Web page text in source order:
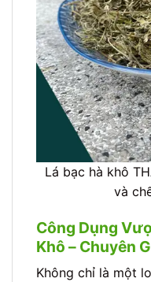
Lá bạc hà khô
và
Công Dụng
Khô – Chuyên
Không chỉ là một